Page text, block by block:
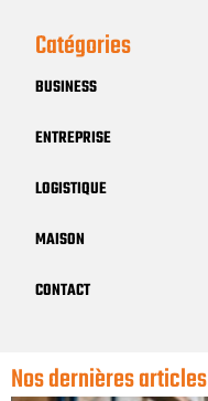
Catégories
BUSINESS
ENTREPRISE
LOGISTIQUE
MAISON
CONTACT
Nos dernières articles